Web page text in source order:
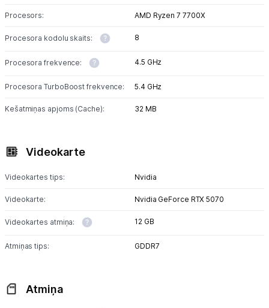
Procesors: AMD Ryzen 7 7700X
Procesora kodolu skaits: 8
Procesora frekvence: 4.5 GHz
Procesora TurboBoost frekvence: 5.4 GHz
Kešatmiņas apjoms (Cache): 32 MB
Videokarte
Videokartes tips: Nvidia
Videokarte: Nvidia GeForce RTX 5070
Videokartes atmiņa: 12 GB
Atmiņas tips: GDDR7
Atmiņa